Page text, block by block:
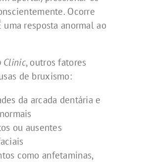
Ocorre
uma resposta anormal ao
Clinic, outros fatores
de bruxismo:
da arcada dentária e
ou ausentes
como anfetaminas,